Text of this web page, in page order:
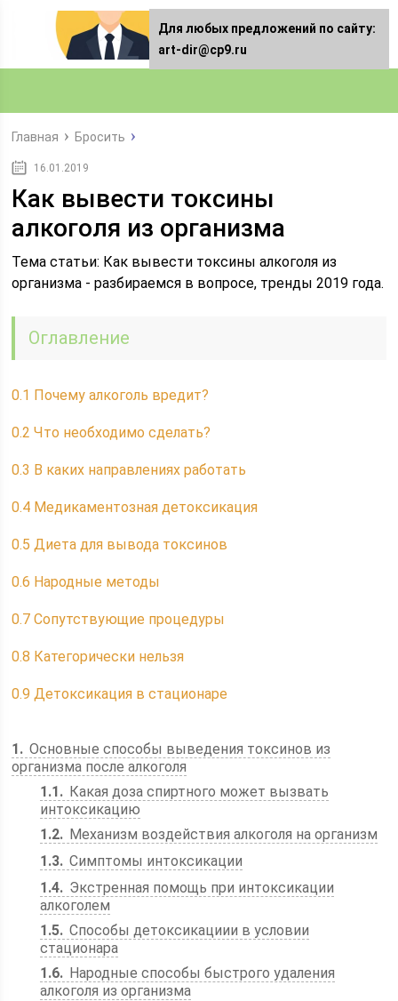
Главная Бросить
16.01.2019
Как вывести токсины
алкоголя из организма
Тема статьи: Как вывести токсины алкоголя из
организма - разбираемся в вопросе, тренды 2019 года.
Оглавление
0.1 Почему алкоголь вредит?
0.2 Что необходимо сделать?
0.3 В каких направлениях работать
0.4 Медикаментозная детоксикация
0.5 Диета для вывода токсинов
0.6 Народные методы
0.7 Сопутствующие процедуры
0.8 Категорически нельзя
0.9 Детоксикация в стационаре
1
Основные способы выведения токсинов из
организма после алкоголя
1.1
Какая доза спиртного может вызвать
интоксикацию
1.2
Механизм воздействия алкоголя на организм
1.3 Симптомы интоксикации
1.4
Экстренная помощь при интоксикации
алкоголем
1.5 Способы детоксикациии в условии
стационара
1.6
Народные способы быстрого удаления
алкоголя из организма
Для любых предложений по сайту:
art-dir@cp9.ru